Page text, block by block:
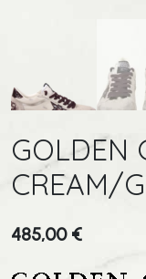
GOLDEN
CREAM/
485,00 €